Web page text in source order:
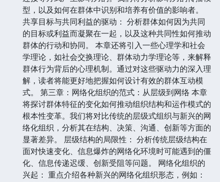
型，以及如何在群体中识别和培养有价值的影响者。
共享目标与共同利益的驱动： 分析群体如何因为共同
的目标或利益而凝聚在一起，以及这种共同性如何推动
群体的行动和协同。 本章还将引入一些心理学和社会
学理论，如社会交换理论、群体动力学理论等，来解释
群体行为背后的心理机制。通过对这些驱动力的深入理
解，读者将能更好地把握如何设计有效的群体互动模
式。 第三章：网络化组织的范式：从层级到网络 本章
将探讨群体特征的变化如何推动组织结构和运作模式的
根本性变革。我们将对比传统的层级式组织与新兴的网
络化组织，分析其在结构、决策、沟通、创新等方面的
显著差异。 层级结构的局限性： 分析传统层级结构在
面对快速变化、信息爆炸的网络化环境时可能遇到的僵
化、信息传递迟缓、创新受阻等问题。 网络化组织的
兴起： 重点介绍各种新兴的网络化组织形态，例如：